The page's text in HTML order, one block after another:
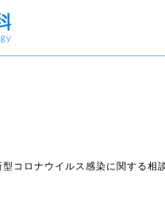
当院の
型コロナウイルス感染に関する相